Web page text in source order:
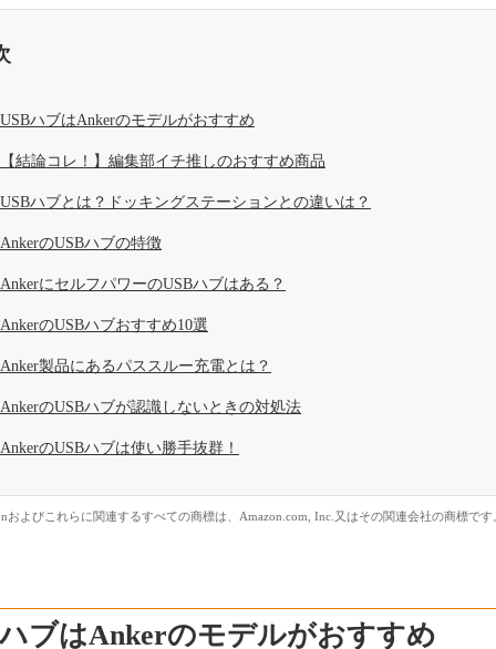
USBハブはAnkerのモデルがおすすめ
【結論コレ！】編集部イチ推しのおすすめ商品
USBハブとは？ドッキングステーションとの違いは？
AnkerのUSBハブの特徴
AnkerにセルフパワーのUSBハブはある？
AnkerのUSBハブおすすめ10選
Anker製品にあるパススルー充電とは？
AnkerのUSBハブが認識しないときの対処法
AnkerのUSBハブは使い勝手抜群！
およびこれらに関連するすべての商標は、Amazon.com, Inc.又はその関連会社の商標です
ブはAnkerのモデルがおすすめ